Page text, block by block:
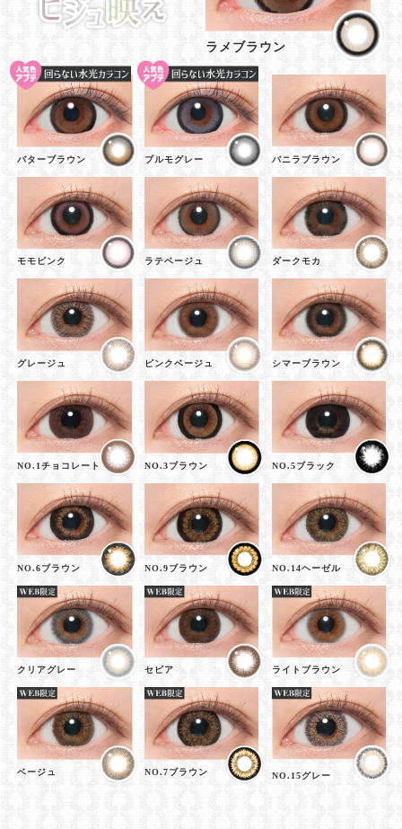
ラメブラウン
バターブラウン プルモグレー バニラブラウン
モモピンク ラテベージュ ダークモカ
グレージュ ピンクベージュ シマーブラウン
NO.1チョコレート NO.3ブラウン NO.5ブラック
NO.6ブラウン NO.9ブラウン NO.14ヘーゼル
クリアグレー セピア ライトブラウン
ベージュ NO.7ブラウン NO.15グレー